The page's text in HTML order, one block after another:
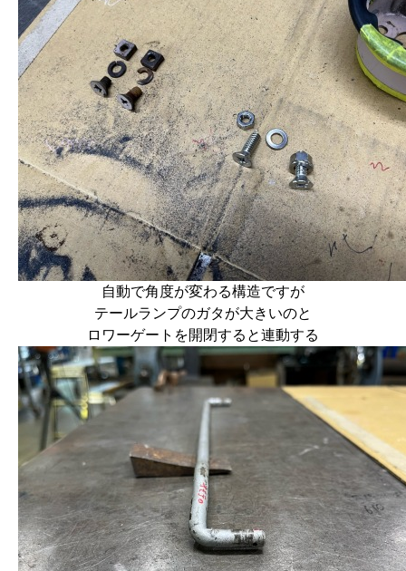
自動で角度が変わる構造ですが
テールランプのガタが大きいのと
ロワーゲートを開閉すると連動する